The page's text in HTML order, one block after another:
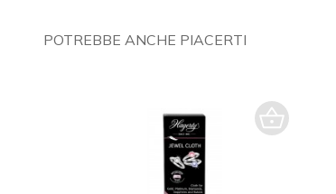
POTREBBE ANCHE PIACERTI